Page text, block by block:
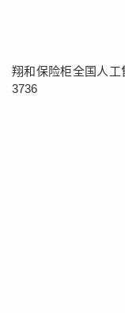
翔和保险柜全国人工
3736